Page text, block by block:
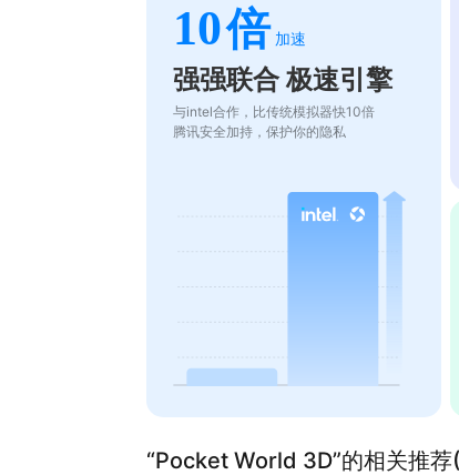
10倍 加速
强强联合 极速引擎
与intel合作，比传统模拟器快10倍
腾讯安全加持，保护你的隐私
“Pocket World 3D”的相关推